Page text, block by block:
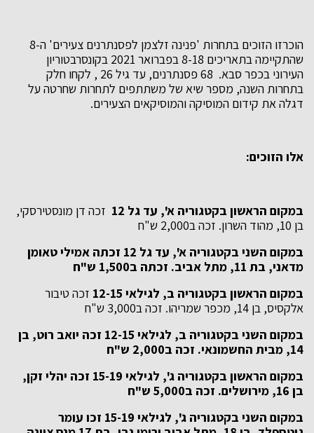
הוכרזו הזוכים בתחרות 'פנינה זלצמן לפסנתרנים צעירים' ה-8
שהתקיימה בתאריכים 8-18 בפברואר 2021 בקונסרבטוריון
העירוני בכפר סבא. 68 פסנתרנים, עד גיל 26 , לקחו חלק
בתחרות השנה, מספר שיא של משתתפים לתחרות שחרטה על
דגלה את קידום המוסיקה והמוסיקאים הצעירים.
אלו הזוכים:
במקום הראשון בקטגוריה א', עד גל 12
זכה דן מונסטירסקי,
בן 10, מהוד השרון. זכה ב2,000 ש"ח
במקום השני בקטגוריה א', עד גל 12 זכתה אמילי טאומן
מדאני, בת 11, מתל אביב. זכתה ב1,500 ש"ח
במקום הראשון בקטגוריה ב, לגילאי 12-15
זכה טיבור
אלקסיס, בן 14, מכפר שמריהו. זכה ב3,000 ש"ח
במקום השני בקטגוריה ב, לגילאי 12-15 זכה יואב רוט, בן
14, מבית החשמונאי. זכה ב2,000 ש"ח
במקום הראשון בקטגוריה ג', לגילאי 15-19 זכה יהלי זקן,
בן 16, מירושלים. זכה ב5,000 ש"ח
במקום השני בקטגוריה ג', לגילאי 15-19 זכו עומר